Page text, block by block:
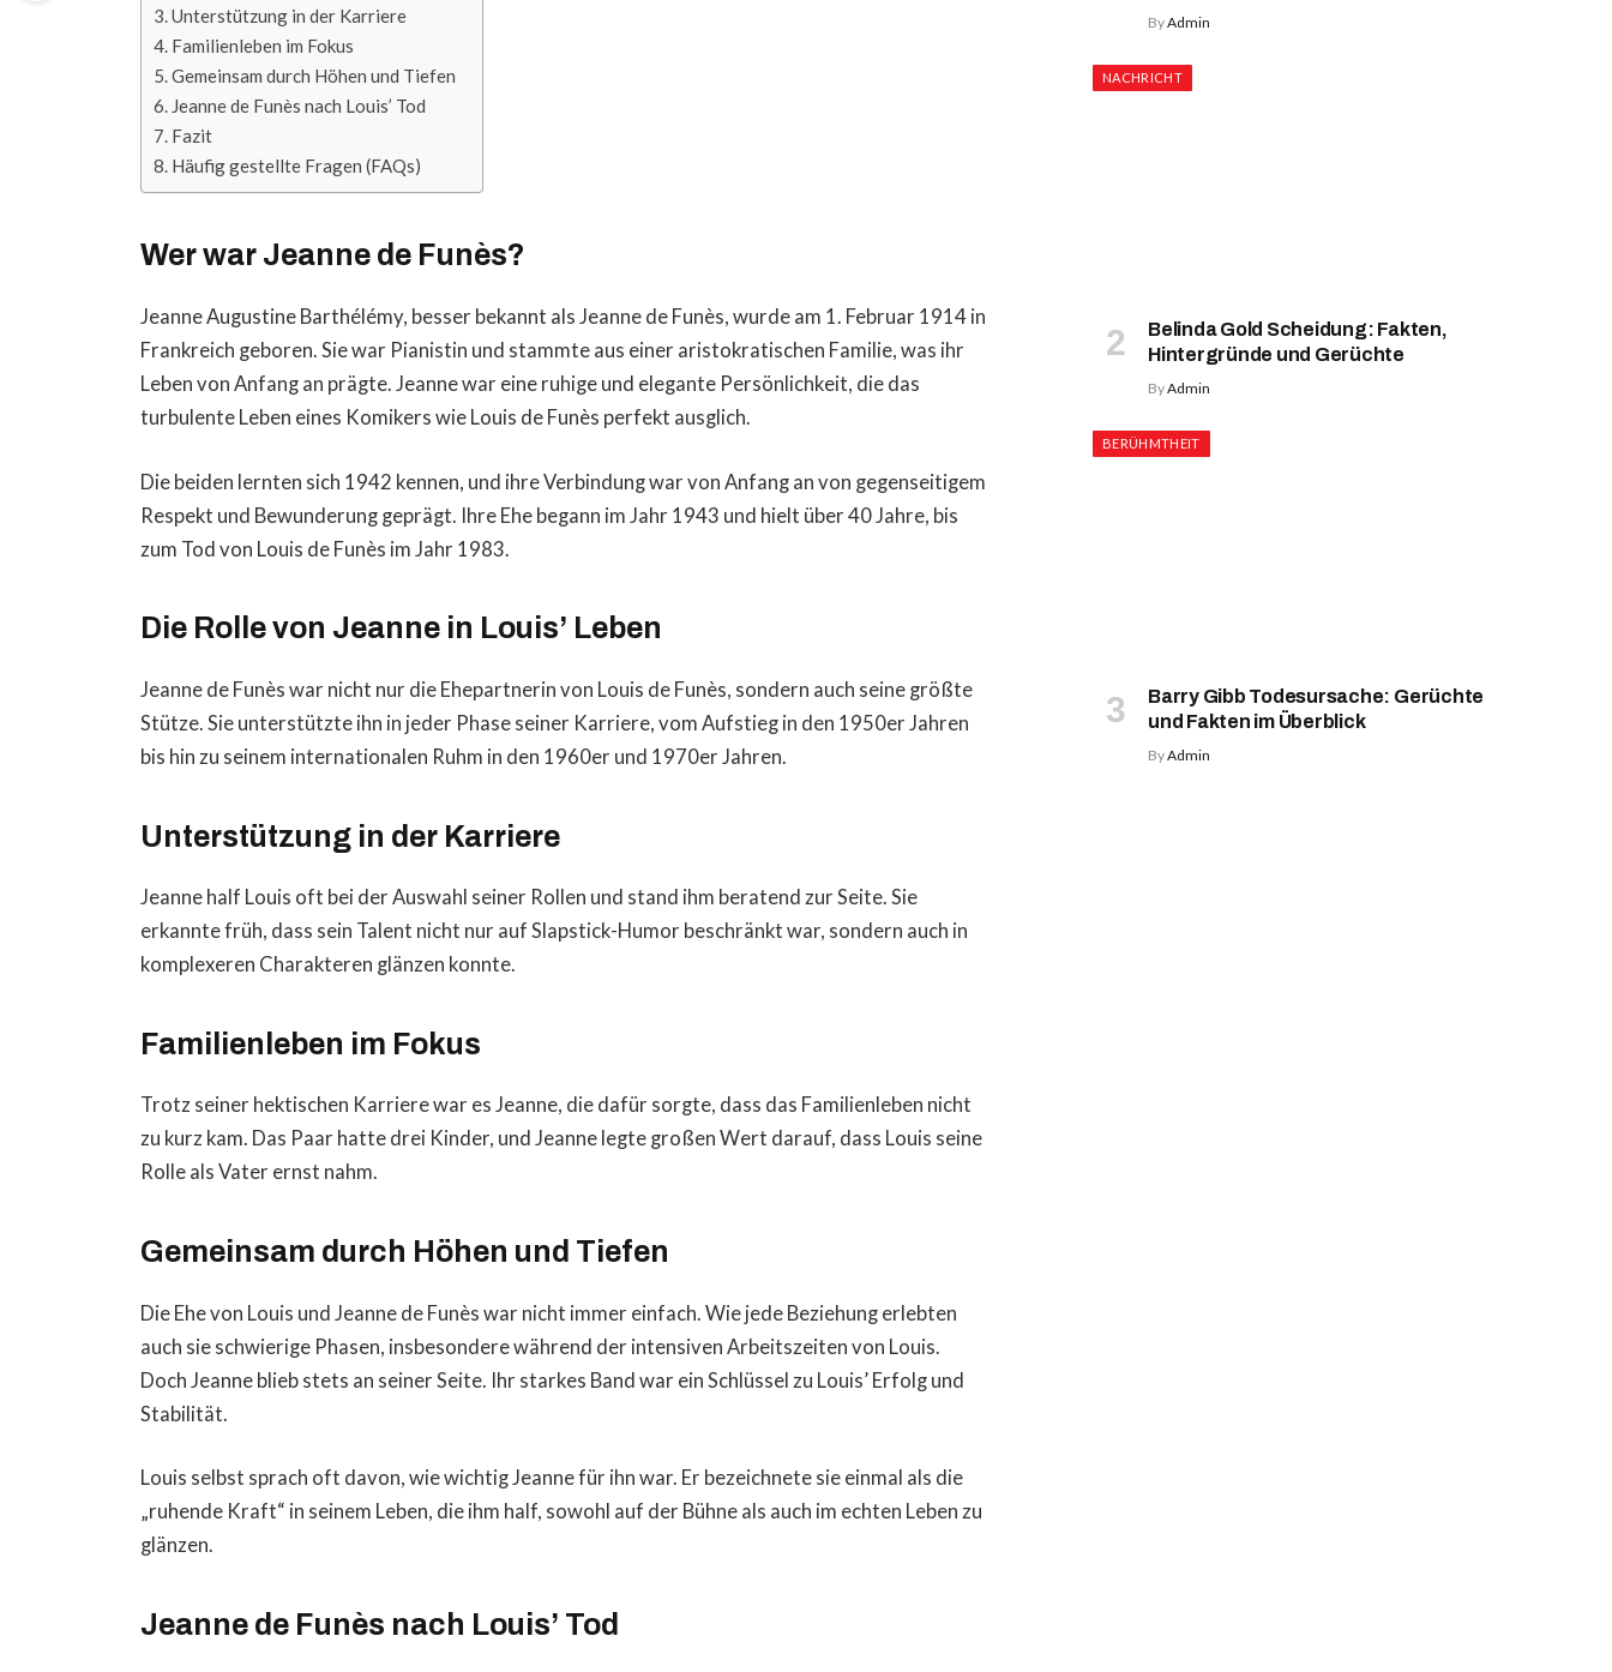
Unterstützung in der Karriere
Familienleben im Fokus
Gemeinsam durch Höhen und Tiefen
Jeanne de Funès nach Louis’ Tod
Fazit
Häufig gestellte Fragen (FAQs)
Wer war Jeanne de Funès?
Jeanne Augustine Barthélémy, besser bekannt als Jeanne de Funès, wurde am 1. Februar 1914 in
Frankreich geboren. Sie war Pianistin und stammte aus einer aristokratischen Familie, was ihr
Leben von Anfang an prägte. Jeanne war eine ruhige und elegante Persönlichkeit, die das
turbulente Leben eines Komikers wie Louis de Funès perfekt ausglich.
Die beiden lernten sich 1942 kennen, und ihre Verbindung war von Anfang an von gegenseitigem
Respekt und Bewunderung geprägt. Ihre Ehe begann im Jahr 1943 und hielt über 40 Jahre, bis
zum Tod von Louis de Funès im Jahr 1983.
Die Rolle von Jeanne in Louis’ Leben
Jeanne de Funès war nicht nur die Ehepartnerin von Louis de Funès, sondern auch seine größte
Stütze. Sie unterstützte ihn in jeder Phase seiner Karriere, vom Aufstieg in den 1950er Jahren
bis hin zu seinem internationalen Ruhm in den 1960er und 1970er Jahren.
Unterstützung in der Karriere
Jeanne half Louis oft bei der Auswahl seiner Rollen und stand ihm beratend zur Seite. Sie
erkannte früh, dass sein Talent nicht nur auf Slapstick-Humor beschränkt war, sondern auch in
komplexeren Charakteren glänzen konnte.
Familienleben im Fokus
Trotz seiner hektischen Karriere war es Jeanne, die dafür sorgte, dass das Familienleben nicht
zu kurz kam. Das Paar hatte drei Kinder, und Jeanne legte großen Wert darauf, dass Louis seine
Rolle als Vater ernst nahm.
Gemeinsam durch Höhen und Tiefen
Die Ehe von Louis und Jeanne de Funès war nicht immer einfach. Wie jede Beziehung erlebten
auch sie schwierige Phasen, insbesondere während der intensiven Arbeitszeiten von Louis.
Doch Jeanne blieb stets an seiner Seite. Ihr starkes Band war ein Schlüssel zu Louis’ Erfolg und
Stabilität.
Louis selbst sprach oft davon, wie wichtig Jeanne für ihn war. Er bezeichnete sie einmal als die
„ruhende Kraft“ in seinem Leben, die ihm half, sowohl auf der Bühne als auch im echten Leben zu
glänzen.
Jeanne de Funès nach Louis’ Tod
ByAdmin
NACHRICHT
Belinda Gold Scheidung: Fakten,
Hintergründe und Gerüchte
ByAdmin
BERÜHMTHEIT
Barry Gibb Todesursache: Gerüchte
und Fakten im Überblick
ByAdmin